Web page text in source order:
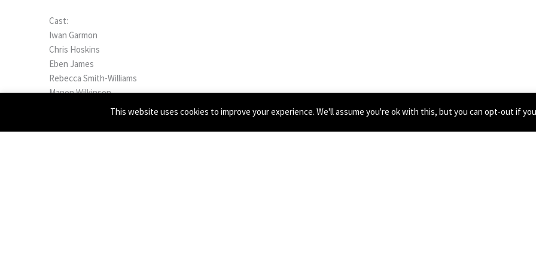
Cast:
Iwan Garmon
Chris Hoskins
Eben James
Rebecca Smith-Williams
Manon Wilkinson
This website uses cookies to improve your experience. We'll assume you're ok with this, but you can opt-out if